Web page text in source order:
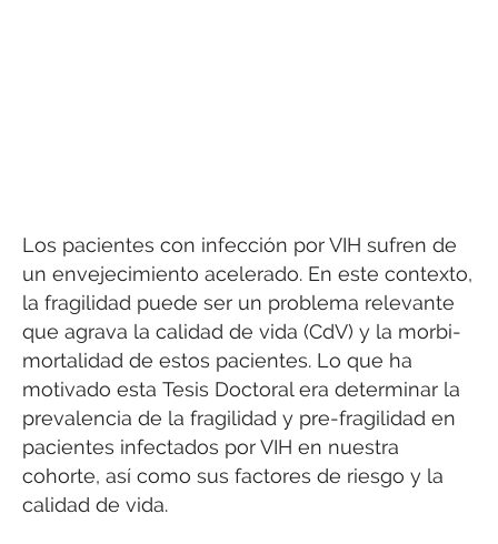
Los pacientes con infección por VIH sufren de
un envejecimiento acelerado. En este contexto,
la fragilidad puede ser un problema relevante
que agrava la calidad de vida (CdV) y la morbi-
mortalidad de estos pacientes. Lo que ha
motivado esta Tesis Doctoral era determinar la
prevalencia de la fragilidad y pre-fragilidad en
pacientes infectados por VIH en nuestra
cohorte, así como sus factores de riesgo y la
calidad de vida.